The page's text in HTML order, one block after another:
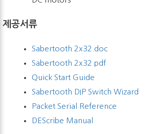
제공서류
Sabertooth 2x32.doc
Sabertooth 2x32.pdf
Quick Start Guide
Sabertooth DIP Switch Wizard
Packet Serial Reference
DEScribe Manual